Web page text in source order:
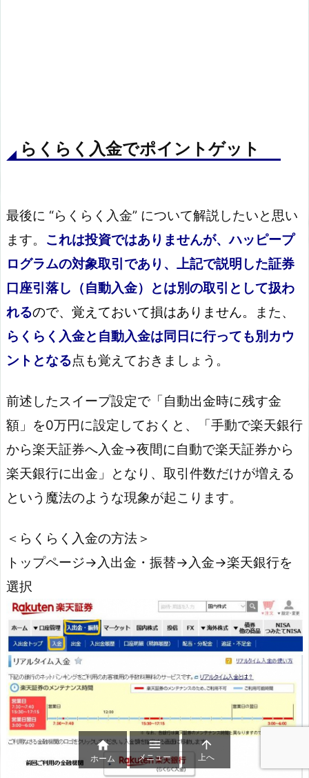
らくらく入金でポイントゲット
最後に “らくらく入金” について解説したいと思い
ます。 これは投資ではありませんが、ハッピープ
ログラムの対象取引であり、上記で説明した証券
口座引落し（自動入金）とは別の取引として扱わ
れるので、覚えておいて損はありません。
また、
らくらく入金と自動入金は同日に行っても別カウ
ントとなる点も覚えておきましょう。
前述したスイープ設定で「自動出金時に残す金
額」を0万円に設定しておくと、「手動で楽天銀行
から楽天証券へ入金→夜間に自動で楽天証券から
楽天銀行に出金」となり、取引件数だけが増える
という魔法のような現象が起こります。
＜らくらく入金の方法＞
トップページ→入出金・振替→入金→楽天銀行を
選択

ホーム

メニュー

上へ